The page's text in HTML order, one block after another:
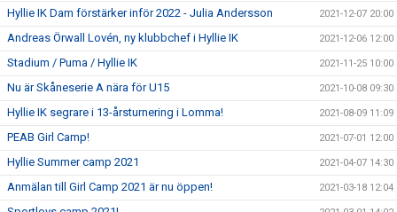
Hyllie IK Dam förstärker inför 2022 - Julia Andersson 2021-12-07 20:00
Andreas Örwall Lovén, ny klubbchef i Hyllie IK 2021-12-06 12:00
Stadium / Puma / Hyllie IK 2021-11-25 10:00
Nu är Skåneserie A nära för U15 2021-10-08 09:30
Hyllie IK segrare i 13-årsturnering i Lomma! 2021-08-09 11:09
PEAB Girl Camp! 2021-07-01 12:00
Hyllie Summer camp 2021 2021-04-07 14:30
Anmälan till Girl Camp 2021 är nu öppen! 2021-03-18 12:04